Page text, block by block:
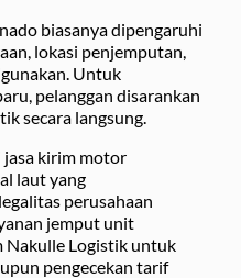
biasanya dipengaruhi
lokasi penjemputan,
Untuk
pelanggan disarankan
secara langsung.
jasa kirim motor
laut yang
perusahaan
jemput unit
Nakulle Logistik untuk
pengecekan tarif